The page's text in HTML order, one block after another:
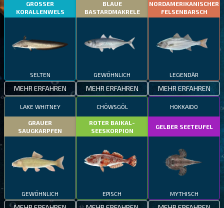
GROSSER
KORALLENWELS
SELTEN
MEHR ERFAHREN
BLAUE
BASTARDMAKRELE
GEWÖHNLICH
MEHR ERFAHREN
NORDAMERIKANISCHER
FELSENBARSCH
LEGENDÄR
MEHR ERFAHREN
LAKE WHITNEY
GRAUER
SAUGKARPFEN
GEWÖHNLICH
CHÖWSGÖL
ROTER BAIKAL-
SEESKORPION
EPISCH
HOKKAIDO
GELBER SEETEUFEL
MYTHISCH